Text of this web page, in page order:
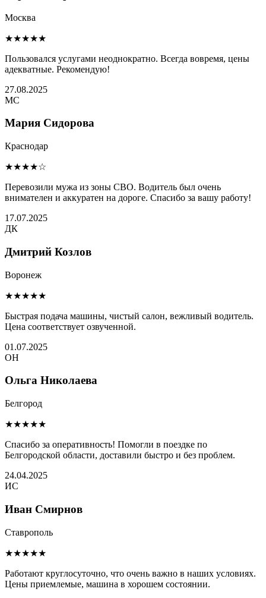
Москва
★★★★★
Пользовался услугами неоднократно. Всегда вовремя, цены
адекватные. Рекомендую!
27.08.2025
МС
Мария Сидорова
Краснодар
★★★★☆
Перевозили мужа из зоны СВО. Водитель был очень
внимателен и аккуратен на дороге. Спасибо за вашу работу!
17.07.2025
ДК
Дмитрий Козлов
Воронеж
★★★★★
Быстрая подача машины, чистый салон, вежливый водитель.
Цена соответствует озвученной.
01.07.2025
ОН
Ольга Николаева
Белгород
★★★★★
Спасибо за оперативность! Помогли в поездке по
Белгородской области, доставили быстро и без проблем.
24.04.2025
ИС
Иван Смирнов
Ставрополь
★★★★★
Работают круглосуточно, что очень важно в наших условиях.
Цены приемлемые, машина в хорошем состоянии.